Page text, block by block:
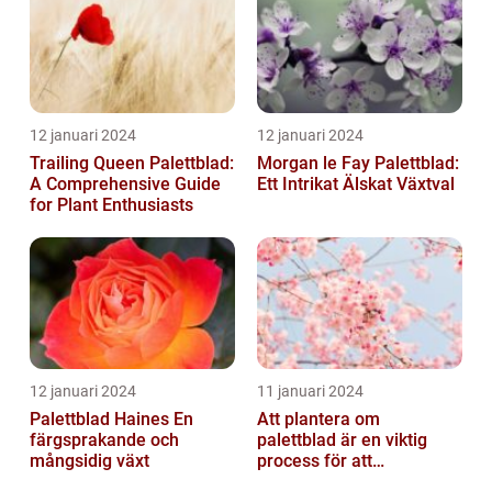
12 januari 2024
Trailing Queen Palettblad:
A Comprehensive Guide
for Plant Enthusiasts
12 januari 2024
Morgan le Fay Palettblad:
Ett Intrikat Älskat Växtval
12 januari 2024
Palettblad Haines En
färgsprakande och
mångsidig växt
11 januari 2024
Att plantera om
palettblad är en viktig
process för att